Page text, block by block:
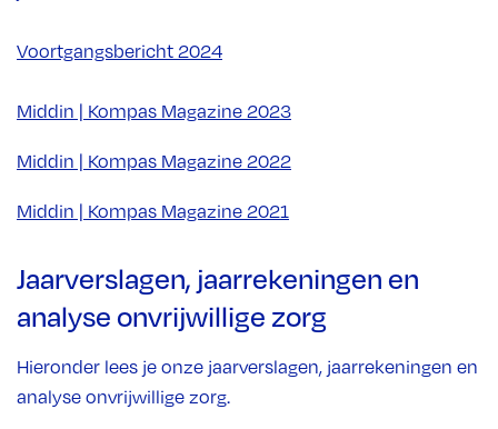
Voortgangsbericht 2024
Middin | Kompas Magazine 2023
Middin | Kompas Magazine 2022
Middin | Kompas Magazine 2021
Jaarverslagen, jaarrekeningen en
analyse onvrijwillige zorg
Hieronder lees je onze jaarverslagen, jaarrekeningen en
analyse onvrijwillige zorg.